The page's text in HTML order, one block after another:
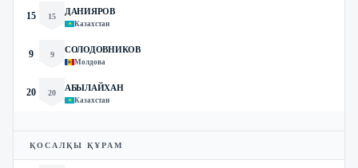
15 15
ДАНИЯРОВ
Казахстан
9 9
СОЛОДОВНИКОВ
Молдова
20 20
АБЫЛАЙХАН
Казахстан
ҚОСАЛҚЫ ҚҰРАМ